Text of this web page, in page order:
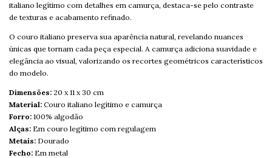
italiano legítimo com detalhes em camurça, destaca-se pelo contraste
de texturas e acabamento refinado.
O couro italiano preserva sua aparência natural, revelando nuances
únicas que tornam cada peça especial. A camurça adiciona suavidade e
elegância ao visual, valorizando os recortes geométricos característicos
do modelo.
Dimensões: 20 x 11 x 30 cm
Material: Couro italiano legítimo e camurça
Forro: 100% algodão
Alças: Em couro legítimo com regulagem
Metais: Dourado
Fecho: Em metal